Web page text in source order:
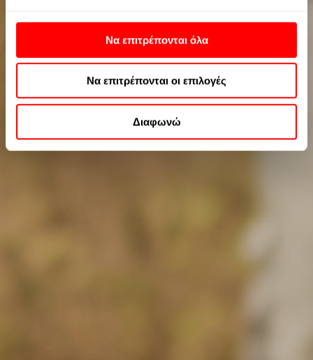
πάντα να αλλάξετε τις προτιμήσεις σας επιστρέφοντας
σε αυτόν τον ιστότοπο ή επισκεπτόμενοι την πολιτική
απορρήτου μας.
Περισσοτερες πληροφορίες μπορείτε να βρείτε στην
και στην
Πολιτική Απορρήτου της
Να επιτρέπονται όλα
Να επιτρέπονται οι επιλογές
Διαφωνώ